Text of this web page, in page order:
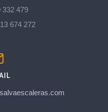
332 479
674 272